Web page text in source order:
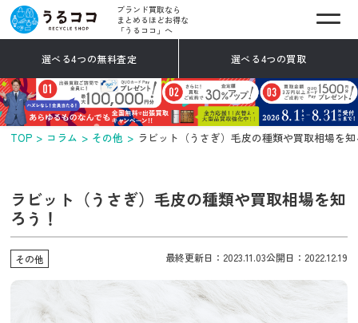
ブランド買取なら
まとめるほどお得な
「うるココ」へ
選べる4つの無料査定 選べる4つの買取
TOP コラム その他 ラビット（うさぎ）毛皮の種類や買取相場を
ラビット（うさぎ）毛皮の種類や買取相場を知
ろう！
その他 最終更新日：2023.11.03公開日：2022.12.19